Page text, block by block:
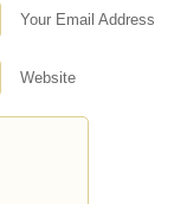
Your Email Address
Website